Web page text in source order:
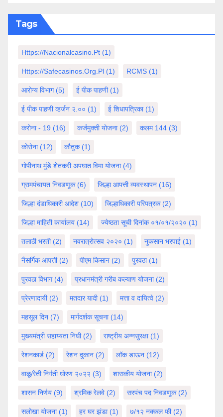
Tags
Https://nacionalcasino.pt (1)
Https://safecasinos.org.pl (1) RCMS (1)
आरोग्य विभाग(5) ई पीक पाहणी(1)
ई पीक पाहणी व्हर्जन २.०० (1) ई शिधापत्रिका(1)
करोना - 19 (16) कर्जमुक्ती योजना(2) कलम 144 (3)
कोरोना(12) कौतुक(1)
गोपीनाथ मुंडे शेतकरी अपघात विमा योजना(4)
ग्रामपंचायत निवडणूक(6) जिल्हा आपत्ती व्यवस्थापन (16)
जिल्हा दंडाधिकारी आदेश (10) जिल्हाधिकारी परिपत्रक(2)
जिल्हा माहिती कार्यालय (14) ज्येष्ठता सूची दिनांक ०१/०१/२०२० (1)
तलाठी भरती(2) नवरात्रोत्सव २०२० (1) नुकसान भरपाई (1)
नैसर्गिक आपत्ती(2) पीएम किसान (2) पुरवठा(1)
पुरवठा विभाग(4) प्रधानमंत्री गरीब कल्याण योजना(2)
प्रेरणादायी(2) मतदार यादी(1) मत्ता व दायित्वे (2)
महसूल दिन (7) मार्गदर्शक सूचना(14)
मुख्यमंत्री सहाय्यता निधी(2) राष्ट्रीय अन्नसुरक्षा(1)
रेशनकार्ड (2) रेशन दुकान (2) लॉक डाऊन (12)
वाळू/रेती निर्गती धोरण २०२२ (3) शासकीय योजना(2)
शासन निर्णय (9) श्रमिक रेलवे (2) सरपंच पद निवडणूक(2)
सलोखा योजना(1) हर घर झंडा(1) ७/१२ नक्कल फी(2)